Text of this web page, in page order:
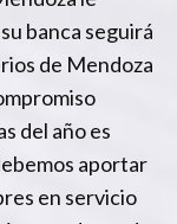
banca seguirá
de Mendoza
del año es
aportar
en servicio